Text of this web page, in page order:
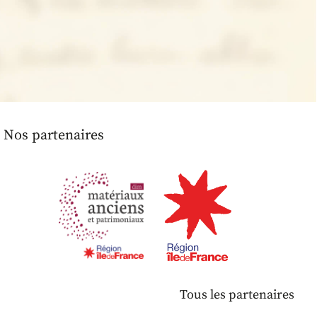
Nos partenaires
Tous les partenaires